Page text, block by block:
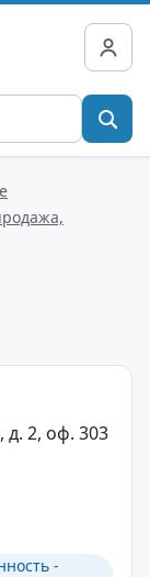
д. 2, оф. 303
-